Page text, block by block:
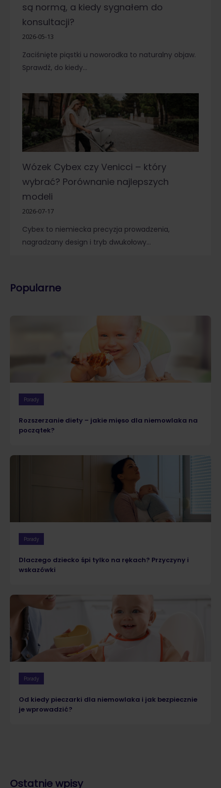
są normą, a kiedy sygnałem do
konsultacji?
2026-05-13
Zaciśnięte piąstki u noworodka to naturalny objaw.
Sprawdź, do kiedy…
Wózek Cybex czy Venicci – który
wybrać? Porównanie najlepszych
modeli
2026-07-17
Cybex to niemiecka precyzja prowadzenia,
nagradzany design i tryb dwukołowy…
Popularne
Porady
Rozszerzanie diety – jakie mięso dla niemowlaka na
początek?
Porady
Dlaczego dziecko śpi tylko na rękach? Przyczyny i
wskazówki
Porady
Od kiedy pieczarki dla niemowlaka i jak bezpiecznie
je wprowadzić?
Ostatnie wpisy